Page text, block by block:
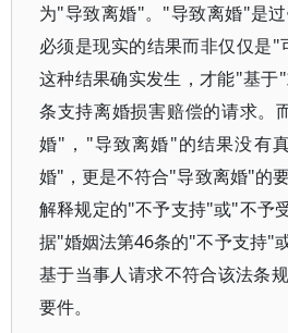
为"导致离婚"。"导致离婚"是
必须是现实的结果而非仅仅是
这种结果确实发生，才能"基
条支持离婚损害赔偿的请求。
婚"，"导致离婚"的结果没有
婚"，更是不符合"导致离婚"的
解释规定的"不予支持"或"不予
据"婚姻法第46条的"不予支持"
基于当事人请求不符合该法条
要件。